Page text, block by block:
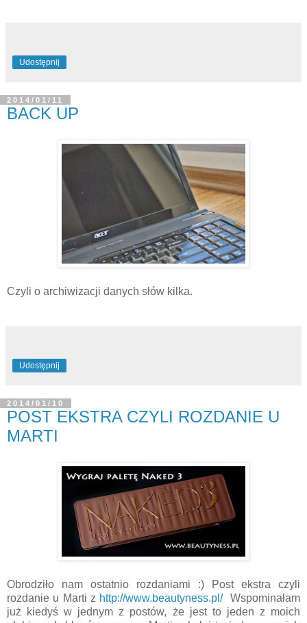
Udostępnij
2014/01/11
BACK UP
Czyli o archiwizacji danych słów kilka.
Udostępnij
2014/01/10
POST EKSTRA CZYLI ROZDANIE U
MARTI
Obrodziło nam ostatnio rozdaniami :) Post ekstra czyli
rozdanie u Marti z http://www.beautyness.pl/Wspominałam
już kiedyś w jednym z postów, że jest to jeden z moich